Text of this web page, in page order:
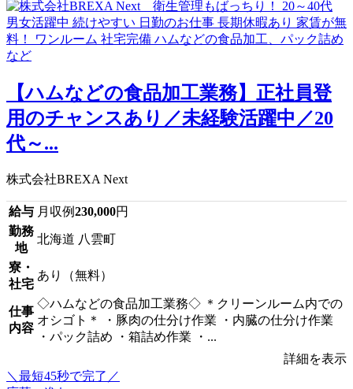
【ハムなどの食品加工業務】正社員登
用のチャンスあり／未経験活躍中／20
代～...
株式会社BREXA Next
給与 月収例230,000円
勤務
地
北海道 八雲町
寮・
社宅
あり（無料）
仕事
内容
◇ハムなどの食品加工業務◇ ＊クリーンルーム内での
オシゴト＊ ・豚肉の仕分け作業 ・内臓の仕分け作業
・パック詰め ・箱詰め作業 ・...
詳細を表示
＼最短45秒で完了／